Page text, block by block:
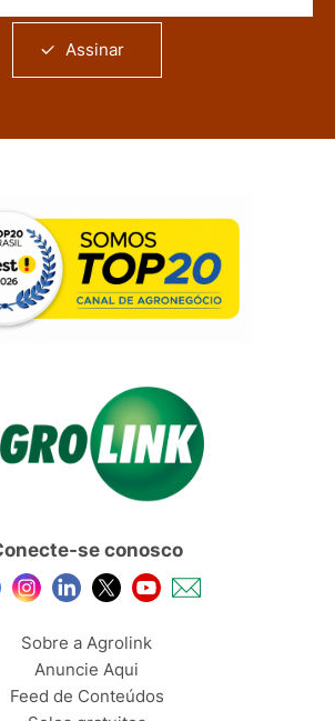
Assinar
se conosco
Sobre a Agrolink
Anuncie Aqui
Feed de Conteúdos